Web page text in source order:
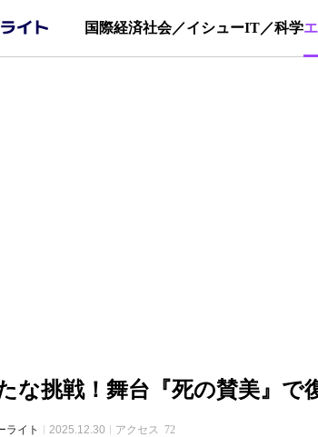
国際経済社会／イシューIT／科学
な挑戦！舞台『死の賛美』で
ライト 2025.12.30 アクセス 72